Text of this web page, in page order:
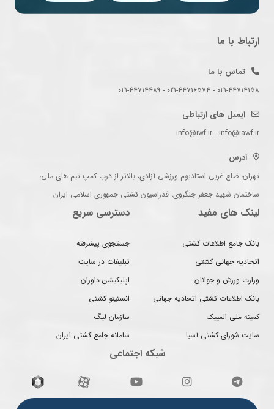
ارتباط با ما
تماس با ما
021-44714158 - 021-44716574 - 021-44714489
ایمیل های ارتباطی
info@iwf.ir - info@iawf.ir
آدرس
تهران، ضلع غربی استادیوم ورزشی آزادی، بالاتر از درب کمپ تیم های ملی،
ساختمان شهید جعفر جنگروی، فدراسیون کشتی جمهوری اسلامی ایران
لینک های مفید
بانک جامع اطلاعات کشتی
اتحادیه جهانی کشتی
وزارت ورزش و جوانان
بانک اطلاعات کشتی اتحادیه جهانی
کمیته ملی المپیک
سایت شورای کشتی آسیا
دسترسی سریع
جستجوی پیشرفته
تبلیغات در سایت
اپلیکیشن داوران
انستیتو کشتی
سازمان لیگ
سامانه جامع کشتی ایران
شبکه اجتماعی